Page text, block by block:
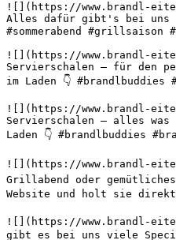
![](https://www.brandl-
Alles dafür gibt's bei uns –
#sommerabend
![](https://www.brandl-
Servierschalen – für den
im Laden 👇
![](https://www.brandl-
Servierschalen – alles
Laden 👇 #brandlbuddies
![](https://www.brandl-
Grillabend oder
Website und holt sie direkt
![](https://www.brandl-
gibt es bei uns viele